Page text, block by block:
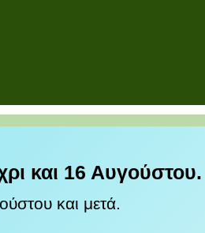
και 16 Αυγούστου.
και μετά.